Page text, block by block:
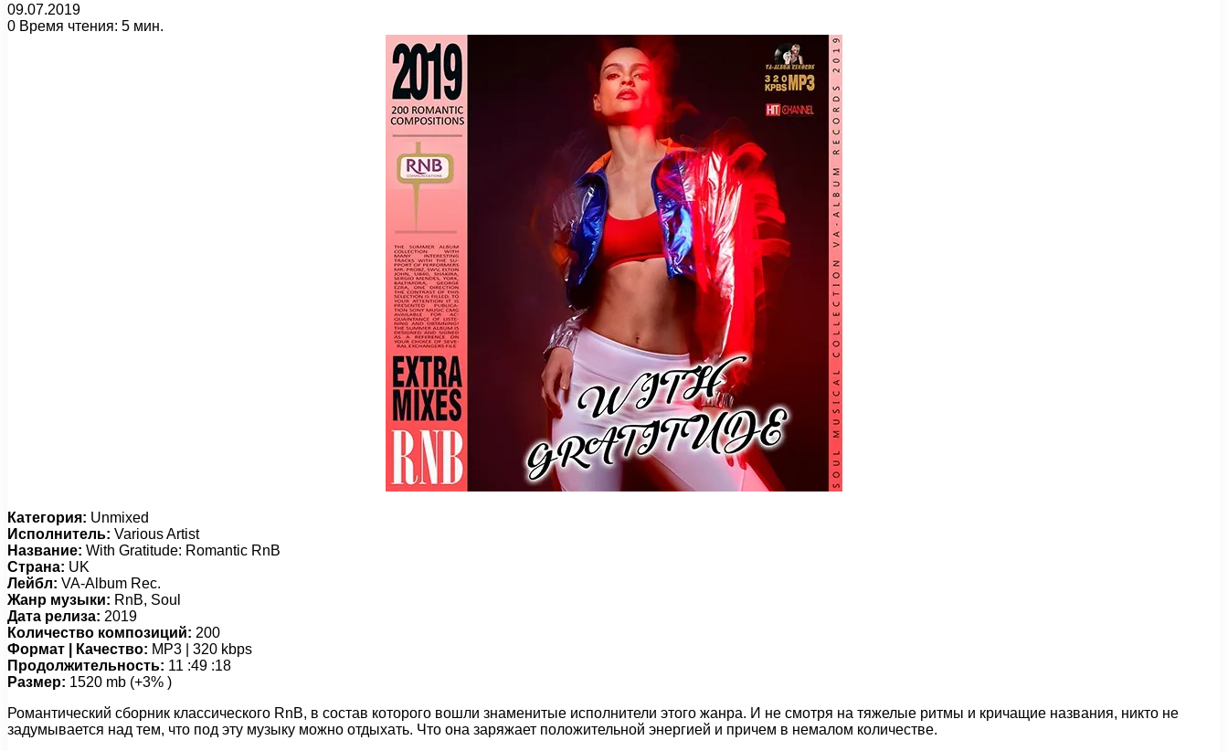
09.07.2019
0 Время чтения: 5 мин.
Категория: Unmixed
Исполнитель: Various Artist
Название: With Gratitude: Romantic RnB
Страна: UK
Лейбл: VA-Album Rec.
Жанр музыки: RnB, Soul
Дата релиза: 2019
Количество композиций: 200
Формат | Качество: MP3 | 320 kbps
Продолжительность: 11 :49 :18
Размер: 1520 mb (+3% )
Романтический сборник классического RnB, в состав которого вошли знаменитые исполнители этого жанра. И не смотря на тяжелые ритмы и кричащие названия, никто не
задумывается над тем, что под эту музыку можно отдыхать. Что она заряжает положительной энергией и причем в немалом количестве.